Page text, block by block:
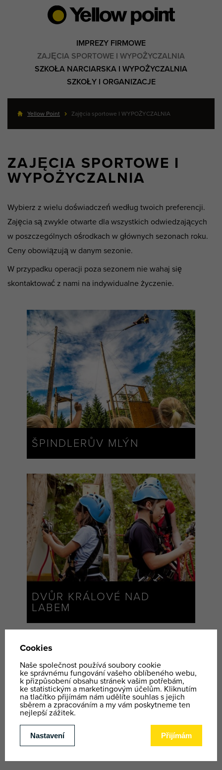
IMPREZY FIRMOWE
ZAJĘCIA SPORTOWE I WYPOŻYCZALNIA
SZKOŁA NARCIARSKA I WYPOŻYCZALNIA
SZKOŁY I ORGANIZACJE
Yellow Point Zajęcia sportowe I WYPOŻYCZALNIA
ZAJĘCIA SPORTOWE I
WYPOŻYCZALNIA
Wybierz z wielu doświadczeń według twoich preferencji.
Zajęcia są zwykle otwarte dla wszystkich odwiedzających
w poszczególnych ośrodkach w głównych sezonach roku.
Ceny obowiązują w danym sezonie.
W przypadku operacji poza sezonem nie wahaj się
skontaktować z nami na indywidualne życzenie.
ŠPINDLERŮV MLÝN
DVŮR KRÁLOVÉ NAD
LABEM
Przyimprezach firmowychjest możliwość
dopełnić program o różną wariację i
kombinację zajęć.